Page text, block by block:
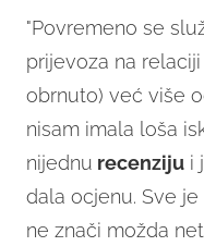
"Povremeno se
prijevoza na
obrnuto) već više
nisam imala loša
nijednu recenziju i
dala ocjenu. Sve
ne znači možda